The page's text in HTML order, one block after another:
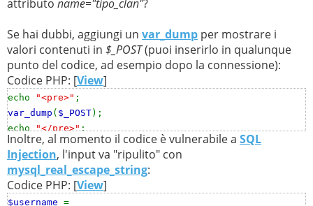
if (!$result) {
}
attributo name="tipo_clan"?
Se hai dubbi, aggiungi un var_dump per mostrare i
valori contenuti in $_POST(puoi inserirlo in qualunque
punto del codice, ad esempio dopo la connessione):
Codice PHP: [View]
echo "<pre>" ;
var_dump ( $_POST);
echo
"</pre>" ;
Inoltre, al momento il codice è vulnerabile a SQL
Injection, l'input va "ripulito" con
mysql_real_escape_string:
Codice PHP: [View]
$username =